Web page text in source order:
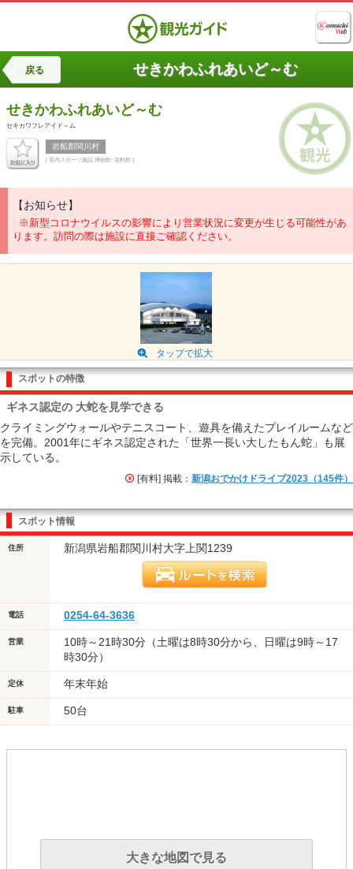
戻る せきかわふれあいど～む
せきかわふれあいど～む
セキカワフレアイド～ム
岩船郡関川村
[ 屋内スポーツ施設,博物館･資料館 ]
【お知らせ】
※新型コロナウイルスの影響により営業状況に変更が生じる可能性があ
ります。訪問の際は施設に直接ご確認ください。
タップで拡大
スポットの特徴
ギネス認定の 大蛇を見学できる
クライミングウォールやテニスコート、遊具を備えたプレイルームなど
を完備。2001年にギネス認定された「世界一長い大したもん蛇」も展
示している。
[有料] 掲載： 新潟おでかけドライブ2023（145件）
スポット情報
住所 新潟県岩船郡関川村大字上関1239
電話 0254-64-3636
営業
10時～21時30分（土曜は8時30分から、日曜は9時～17
時30分）
定休 年末年始
駐車 50台
大きな地図で見る